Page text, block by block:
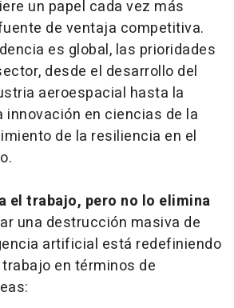
un papel cada vez más
de ventaja competitiva.
es global, las prioridades
desde el desarrollo del
aeroespacial hasta la
innovación en ciencias de la
de la resiliencia en el
el trabajo, pero no lo elimina
una destrucción masiva de
artificial está redefiniendo
en términos de